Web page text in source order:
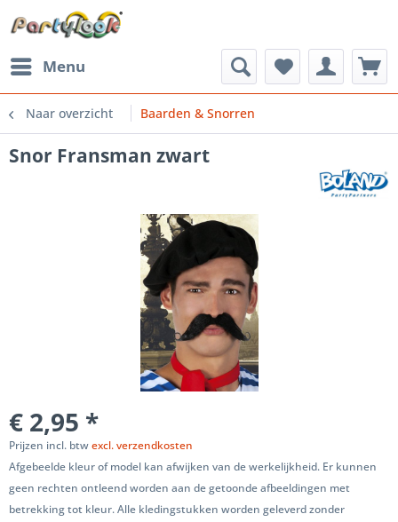
Menu
Naar overzicht Baarden & Snorren
Snor Fransman zwart
€ 2,95 *
Prijzen incl. btwexcl. verzendkosten
Afgebeelde kleur of model kan afwijken van de werkelijkheid. Er kunnen
geen rechten ontleend worden aan de getoonde afbeeldingen met
betrekking tot kleur. Alle kledingstukken worden geleverd zonder